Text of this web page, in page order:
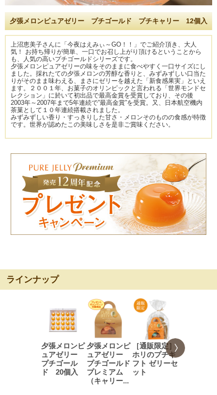
夕張メロンピュアゼリー プチゴールド プチキャリー 12個入
上沼恵美子さんに「今夜はえみぃ～GO！！」でご紹介頂き、大人
気！ お持ち帰りが簡単、一口でお召し上がり頂けるということから
も、人気の高いプチゴールドシリーズです。
夕張メロンピュアゼリーの味をそのままに食べやすく一口サイズにし
ました。採れたての夕張メロンの芳醇な香りと、みずみずしい口当た
りがそのまま味わえる、まさにゼリーを越えた「新食感果実」といえ
ます。２００１年、お菓子のオリンピックと言われる「世界モンドセ
レクション」に於いて初出品で最高金賞を受賞しており、その後
2003年～2007年まで5年連続で”最高金賞”を受賞。又、日本航空機内
茶菓として１０年連続搭載されました。
みずみずしい香り・すっきりした甘さ・メロンそのものの食感が特徴
です。世界が認めたこの美味しさを是非ご賞味ください。
ラインナップ
夕張メロンピ
ュアゼリー
プチゴール
ド 20個入
夕張メロンピ
ュアゼリー
プチゴールド
プレミアム
（キャリー...
［通販限定］
ホリのプチギ
フト ゼリーセ
ット
夕張メロン
ュアゼリ